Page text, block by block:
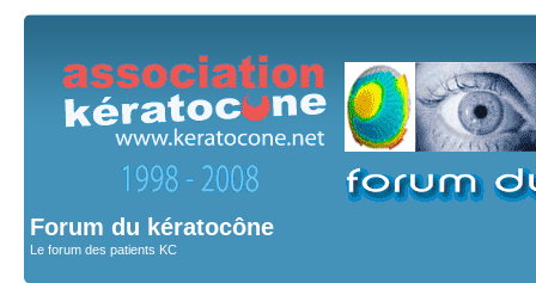
Forum du kératocône
Le forum des patients KC